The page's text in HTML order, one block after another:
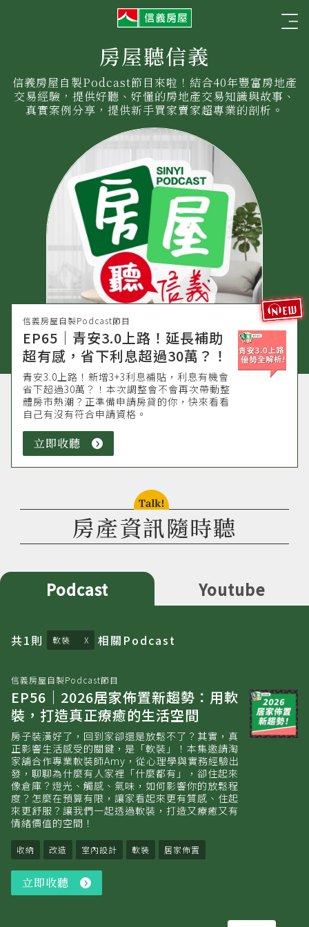
屋
房屋聽信義
信義房屋自製Podcast節目來啦！結合40年豐富房地產
交易經驗，提供好聽、好懂的房地產交易知識與故事、
真實案例分享，提供新手買家賣家超專業的剖析。
信義房屋自製Podcast節目
EP65｜青安3.0上路！延長補助
超有感，省下利息超過30萬？！
青安3.0上路！新增3+3利息補貼，利息有機會
省下超過30萬？！本次調整會不會再次帶動整
體房市熱潮？正準備申請房貸的你，快來看看
自己有沒有符合申請資格。
立即收聽
即
收
talk!
房產資訊隨時聽
Podcast Youtube
共1則 軟裝 相關 Podcast
信義房屋自製Podcast節目
EP56｜2026居家佈置新趨勢：用軟
裝，打造真正療癒的生活空間
房子裝潢好了，回到家卻還是放鬆不了？其實，真
正影響生活感受的關鍵，是「軟裝」！本集邀請淘
家舖合作專業軟裝師Amy，從心理學與實務經驗出
發，聊聊為什麼有人家裡「什麼都有」，卻住起來
像倉庫？燈光、觸感、氣味，如何影響你的放鬆程
度？怎麼在預算有限，讓家看起來更有質感、住起
來更舒服？讓我們一起透過軟裝，打造又療癒又有
情緒價值的空間！
收納 改造 室內設計 軟裝 居家佈置
立即收聽
即